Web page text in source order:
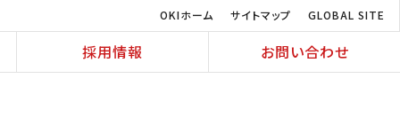
OKIホーム サイトマップ GLOBAL SITE
採用情報 お問い合わせ